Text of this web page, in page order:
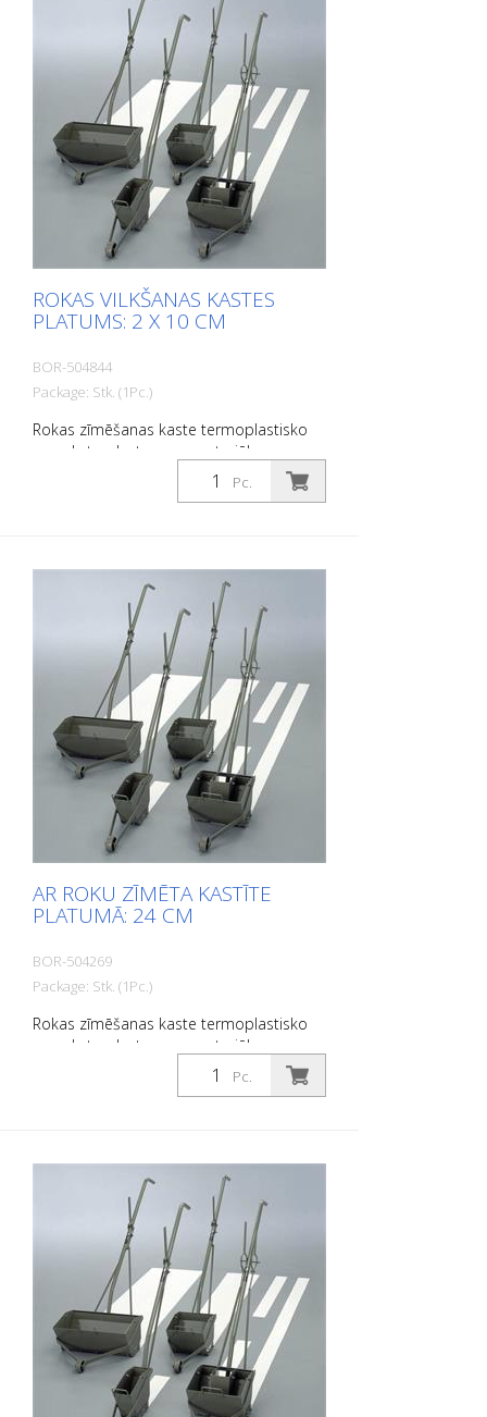
ROKAS VILKŠANAS KASTES
PLATUMS: 2 X 10 CM
BOR-504844
Package: Stk. (1Pc.)
Rokas zīmēšanas kaste termoplastisko
un auksto plastmasas materiālu
uzklāšanai. Platums: 2 x 10 cmPc.
AR ROKU ZĪMĒTA KASTĪTE
PLATUMĀ: 24 CM
BOR-504269
Package: Stk. (1Pc.)
Rokas zīmēšanas kaste termoplastisko
un auksto plastmasas materiālu
uzklāšanai. Platums: 24 cm
Pc.